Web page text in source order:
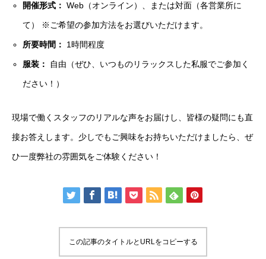
開催形式： Web（オンライン）、または対面（各営業所に
て） ※ご希望の参加方法をお選びいただけます。
所要時間： 1時間程度
服装： 自由（ぜひ、いつものリラックスした私服でご参加く
ださい！）
現場で働くスタッフのリアルな声をお届けし、皆様の疑問にも直
接お答えします。少しでもご興味をお持ちいただけましたら、ぜ
ひ一度弊社の雰囲気をご体験ください！
この記事のタイトルとURLをコピーする